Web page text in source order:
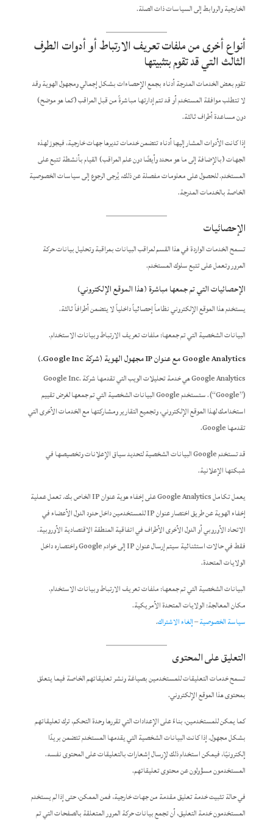
الخارجية والروابط إلى السياسات ذات الصلة.
أنواع أخرى من ملفات تعريف الارتباط أو أدوات الطرف
الثالث التي قد تقوم بتثبيتها
تقوم بعض الخدمات المدرجة أدناه بجمع الإحصاءات بشكل إجمالي ومجهول الهوية وقد
لا تتطلب موافقة المستخدم أو قد تتم إدارتها مباشرةً من قبل المراقب (كما هو موضح)
دون مساعدة أطراف ثالثة.
إذا كانت الأدوات المشار إليها أدناه تتضمن خدمات تديرها جهات خارجية، فيجوز لهذه
الجهات (بالإضافة إلى ما هو محدد وأيضًا دون علم المراقب) القيام بأنشطة تتبع على
المستخدم. للحصول على معلومات مفصلة عن ذلك، يُرجى الرجوع إلى سياسات الخصوصية
الخاصة بالخدمات المدرجة.
الإحصائيات
تسمح الخدمات الواردة في هذا القسم لمراقب البيانات بمراقبة وتحليل بيانات حركة
المرور وتعمل على تتبع سلوك المستخدم.
الإحصائيات التي تم جمعها مباشرة (هذا الموقع الإلكتروني)
يستخدم هذا الموقع الإلكتروني نظاماً إحصائياً داخلياً لا يتضمن أطرافاً ثالثة.
البيانات الشخصية التي تم جمعها: ملفات تعريف الارتباط وبيانات الاستخدام.
Google Analytics مع عنوان IP مجهول الهوية (شركة Google Inc.)
Google Analytics هي خدمة تحليلات الويب التي تقدمها شركة Google Inc.
(“Google”). ستستخدم Google البيانات الشخصية التي تم جمعها لغرض تقييم
استخدامك لهذا الموقع الإلكتروني، وتجميع التقارير ومشاركتها مع الخدمات الأخرى التي
تقدمها Google.
قد تستخدم Google البيانات الشخصية لتحديد سياق الإعلانات وتخصيصها في
شبكتها الإعلانية.
يعمل تكامل Google Analytics على إخفاء هوية عنوان IP الخاص بك. تعمل عملية
إخفاء الهوية عن طريق اختصار عنوان IP للمستخدمين داخل حدود الدول الأعضاء في
الاتحاد الأوروبي أو الدول الأخرى الأطراف في اتفاقية المنطقة الاقتصادية الأوروبية.
فقط في حالات استثنائية سيتم إرسال عنوان IP إلى خوادم Google واختصاره داخل
الولايات المتحدة.
البيانات الشخصية التي تم جمعها: ملفات تعريف الارتباط وبيانات الاستخدام.
مكان المعالجة: الولايات المتحدة الأمريكية.
سياسة الخصوصية–إلغاء الاشتراك.
التعليق على المحتوى
تسمح خدمات التعليقات للمستخدمين بصياغة ونشر تعليقاتهم الخاصة فيما يتعلق
بمحتوى هذا الموقع الإلكتروني.
كما يمكن للمستخدمين، بناءً على الإعدادات التي تقررها وحدة التحكم، ترك تعليقاتهم
بشكل مجهول. إذا كانت البيانات الشخصية التي يقدمها المستخدم تتضمن بريدًا
إلكترونيًا، فيمكن استخدام ذلك لإرسال إشعارات بالتعليقات على المحتوى نفسه.
المستخدمون مسؤولون عن محتوى تعليقاتهم.
في حالة تثبيت خدمة تعليق مقدمة من جهات خارجية، فمن الممكن، حتى إذا لم يستخدم
المستخدمون خدمة التعليق، أن تجمع بيانات حركة المرور المتعلقة بالصفحات التي تم